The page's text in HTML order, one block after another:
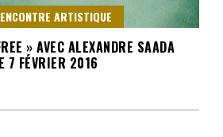
ARTISTIQUE
» AVEC ALEXANDRE SAADA
7 FÉVRIER 2016